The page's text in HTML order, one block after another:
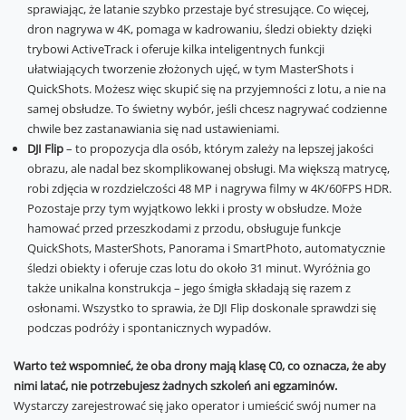
sprawiając, że latanie szybko przestaje być stresujące. Co więcej,
dron nagrywa w 4K, pomaga w kadrowaniu, śledzi obiekty dzięki
trybowi ActiveTrack i oferuje kilka inteligentnych funkcji
ułatwiających tworzenie złożonych ujęć, w tym MasterShots i
QuickShots. Możesz więc skupić się na przyjemności z lotu, a nie na
samej obsłudze. To świetny wybór, jeśli chcesz nagrywać codzienne
chwile bez zastanawiania się nad ustawieniami.
DJI Flip– to propozycja dla osób, którym zależy na lepszej jakości
obrazu, ale nadal bez skomplikowanej obsługi. Ma większą matrycę,
robi zdjęcia w rozdzielczości 48 MP i nagrywa filmy w 4K/60FPS HDR.
Pozostaje przy tym wyjątkowo lekki i prosty w obsłudze. Może
hamować przed przeszkodami z przodu, obsługuje funkcje
QuickShots, MasterShots, Panorama i SmartPhoto, automatycznie
śledzi obiekty i oferuje czas lotu do około 31 minut. Wyróżnia go
także unikalna konstrukcja – jego śmigła składają się razem z
osłonami. Wszystko to sprawia, że DJI Flip doskonale sprawdzi się
podczas podróży i spontanicznych wypadów.
Warto też wspomnieć, że oba drony mają klasę C0, co oznacza, że aby
nimi latać, nie potrzebujesz żadnych szkoleń ani egzaminów.
Wystarczy zarejestrować się jako operator i umieścić swój numer na